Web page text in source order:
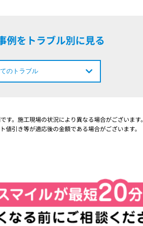
例をトラブル別に見る
す。施工現場の状況により異なる場合がございます。
値引き等が適応後の金額である場合がございます。